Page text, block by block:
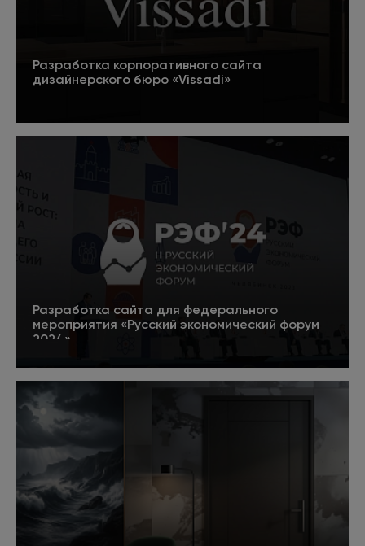
Разработка корпоративного сайта
дизайнерского бюро «Vissadi»
Подробнее
Разработка сайта для федерального
мероприятия «Русский экономический форум
2024»
Подробнее 5